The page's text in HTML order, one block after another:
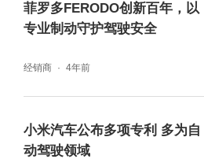
菲罗多FERODO创新百年，以
专业制动守护驾驶安全
经销商 4年前
小米汽车公布多项专利 多为自
动驾驶领域